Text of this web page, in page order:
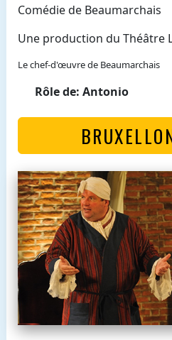
Comédie de Beaumarchais
Une production du Théâtre
Le chef-d'œuvre de Beaumarchais
Rôle de: Antonio